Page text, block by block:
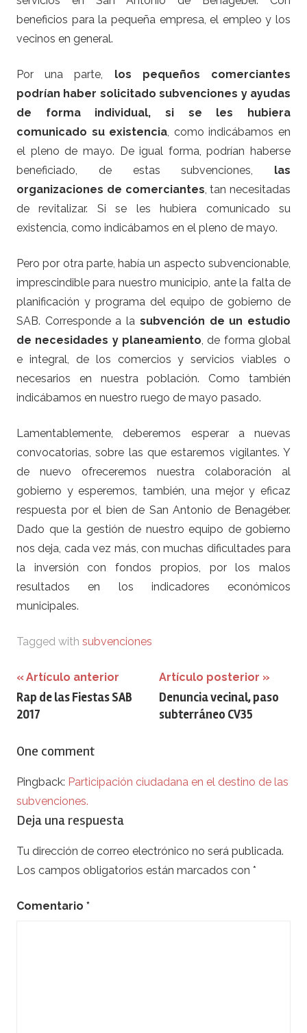
beneficios para la pequeña empresa, el empleo y los
vecinos en general.
Por una parte, los pequeños comerciantes
podrían haber solicitado subvenciones y ayudas
de forma individual, si se les hubiera
comunicado su existencia, como indicábamos en
el pleno de mayo. De igual forma, podrían haberse
beneficiado, de estas subvenciones, las
organizaciones de comerciantes, tan necesitadas
de revitalizar. Si se les hubiera comunicado su
existencia, como indicábamos en el pleno de mayo.
Pero por otra parte, había un aspecto subvencionable,
imprescindible para nuestro municipio, ante la falta de
planificación y programa del equipo de gobierno de
SAB. Corresponde a la subvención de un estudio
de necesidades y planeamiento, de forma global
e integral, de los comercios y servicios viables o
necesarios en nuestra población. Como también
indicábamos en nuestro ruego de mayo pasado.
Lamentablemente, deberemos esperar a nuevas
convocatorias, sobre las que estaremos vigilantes. Y
de nuevo ofreceremos nuestra colaboración al
gobierno y esperemos, también, una mejor y eficaz
respuesta por el bien de San Antonio de Benagéber.
Dado que la gestión de nuestro equipo de gobierno
nos deja, cada vez más, con muchas dificultades para
la inversión con fondos propios, por los malos
resultados en los indicadores económicos
municipales.
Tagged with subvenciones
Navegación
de
Artículo anterior
Rap de las Fiestas SAB
2017
Artículo posterior
Denuncia vecinal, paso
subterráneo CV35
One comment
Pingback: Participación ciudadana en el destino de las
subvenciones.
Deja una respuesta
Tu dirección de correo electrónico no será publicada.
Los campos obligatorios están marcados con *
Comentario *